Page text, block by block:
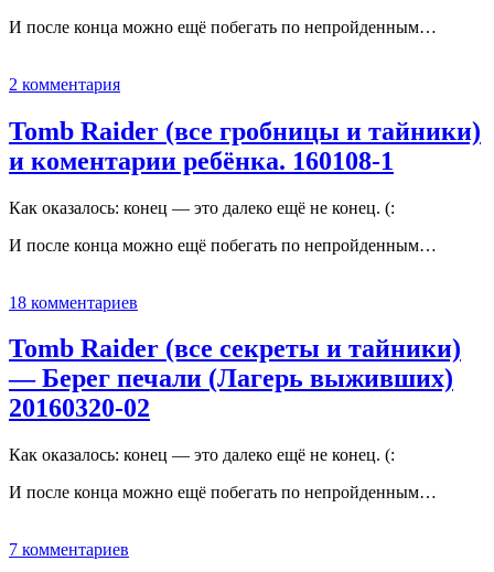
И после конца можно ещё побегать по непройденным…
2 комментария
Tomb Raider (все гробницы и тайники)
и коментарии ребёнка. 160108-1
Как оказалось: конец — это далеко ещё не конец. (:
И после конца можно ещё побегать по непройденным…
18 комментариев
Tomb Raider (все секреты и тайники)
— Берег печали (Лагерь выживших)
20160320-02
Как оказалось: конец — это далеко ещё не конец. (:
И после конца можно ещё побегать по непройденным…
7 комментариев